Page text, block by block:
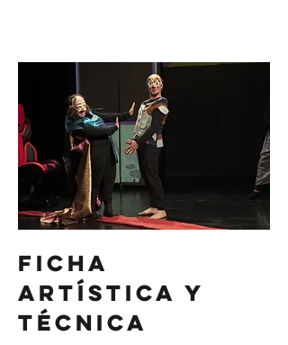
FICHA
ARTÍSTICA Y
TÉCNICA